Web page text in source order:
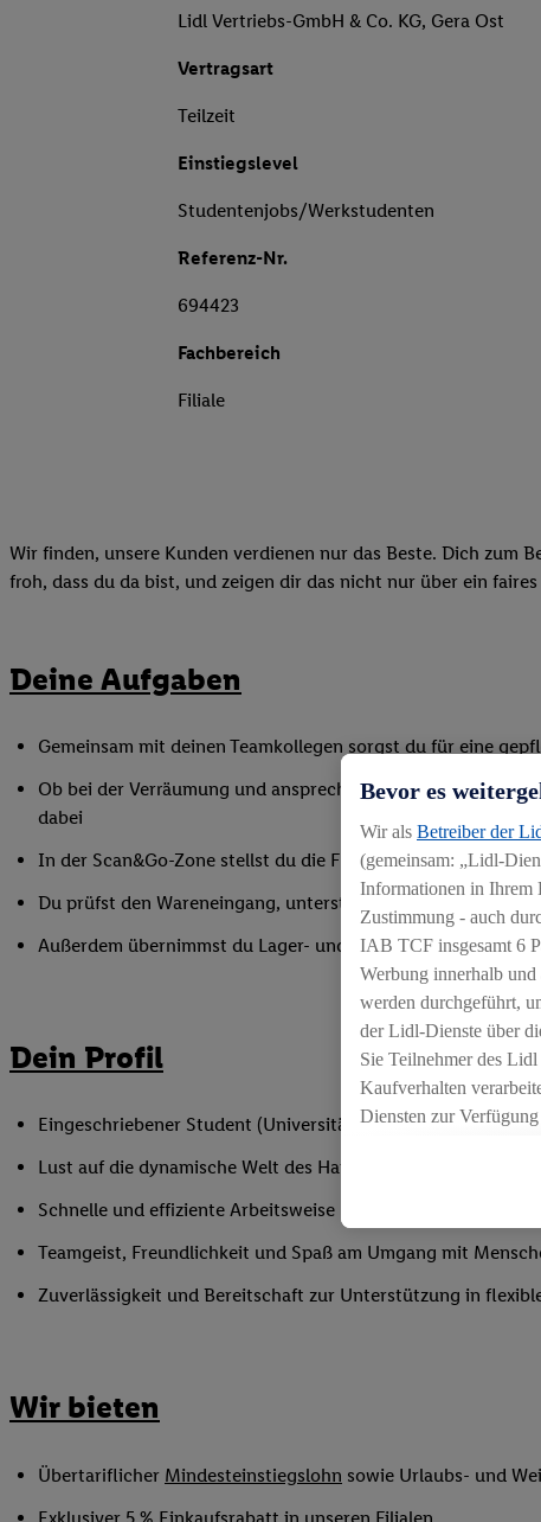
Lidl Vertriebs-GmbH & Co. KG, Gera Ost
Vertragsart
Teilzeit
Einstiegslevel
Studentenjobs/Werkstudenten
Referenz-Nr.
694423
Fachbereich
Filiale
Wir finden, unsere Kunden verdienen nur das Beste. Dich zum
froh, dass du da bist, und zeigen dir das nicht nur über ein
Deine Aufgaben
Gemeinsam mit deinen Teamkollegen sorgst du für eine
Ob bei der Verräumung und ansprechender Präsentation
dabei
In der Scan&Go-Zone stellst du die Funktionsfähigkeit
Du prüfst den Wareneingang, unterstützt bei
Außerdem übernimmst du Lager- und Reinigungsarbeiten
Dein Profil
Eingeschriebener Student (Universität oder Hochschule)
Lust auf die dynamische Welt des Handels
Schnelle und effiziente Arbeitsweise
Teamgeist, Freundlichkeit und Spaß am Umgang mit
Zuverlässigkeit und Bereitschaft zur Unterstützung in
Wir bieten
Übertariflicher Mindesteinstiegslohn sowie Urlaubs- und
Exklusiver 5 % Einkaufsrabatt in unseren Filialen
Bevor es
Wir als Betreiber der
(gemeinsam: „Lidl-
Informationen in Ihrem
Zustimmung - auch
IAB TCF insgesamt 6
Werbung innerhalb
werden durchgeführt,
der Lidl-Dienste über
Sie Teilnehmer des
Kaufverhalten
Diensten zur
Die Erstellung
angereicherten
Ihr Kaufverhalten in
sowie Ihre genauen
Speichern von und/
spezielle Online-
beschriebene Utiq-